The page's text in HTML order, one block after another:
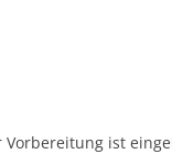
Vorbereitung ist